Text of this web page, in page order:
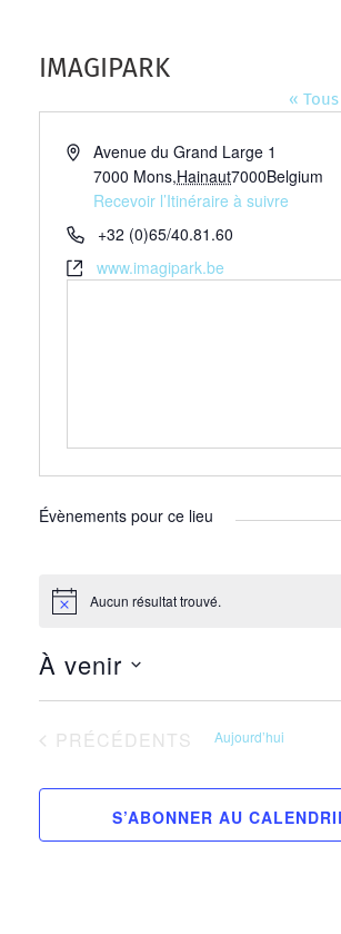
IMAGIPARK
«
AdresseAvenue du Grand Large 1
7000 Mons,Hainaut7000Belgium
Recevoir l’Itinéraire à suivre
Téléphone
+32 (0)65/40.81.60
Site
www.imagipark.be
Évènements pour ce lieu
Notice Aucun résultat trouvé.
À venir
date.ÉVÈNEMENTS
PRÉCÉDENTS Aujourd’hui
S’ABONNER AU